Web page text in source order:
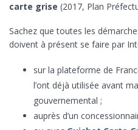
carte grise (2017, Plan
Sachez que toutes les
doivent à présent se faire par
sur la plateforme de
l’ont déjà utilisée avant
gouvernemental ;
auprès d’un